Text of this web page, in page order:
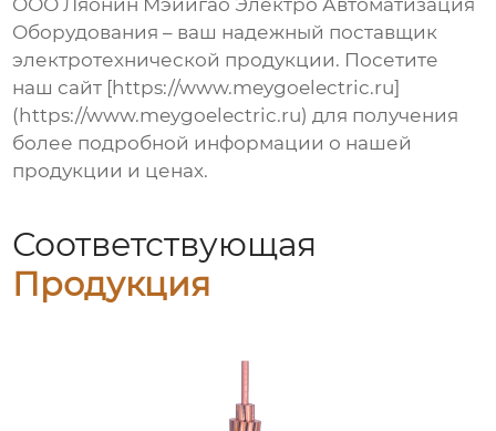
ООО Ляонин Мэйигао Электро Автоматизация
Оборудования – ваш надежный поставщик
электротехнической продукции. Посетите
наш сайт [https://www.meygoelectric.ru]
(https://www.meygoelectric.ru) для получения
более подробной информации о нашей
продукции и ценах.
Соответствующая
Продукция